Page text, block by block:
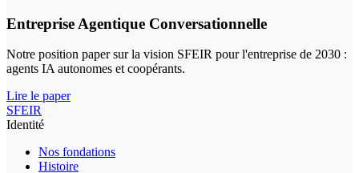
Entreprise Agentique Conversationnelle
Notre position paper sur la vision SFEIR pour l'entreprise de 2030 :
agents IA autonomes et coopérants.
Lire le paper
SFEIR
Identité
Nos fondations
Histoire